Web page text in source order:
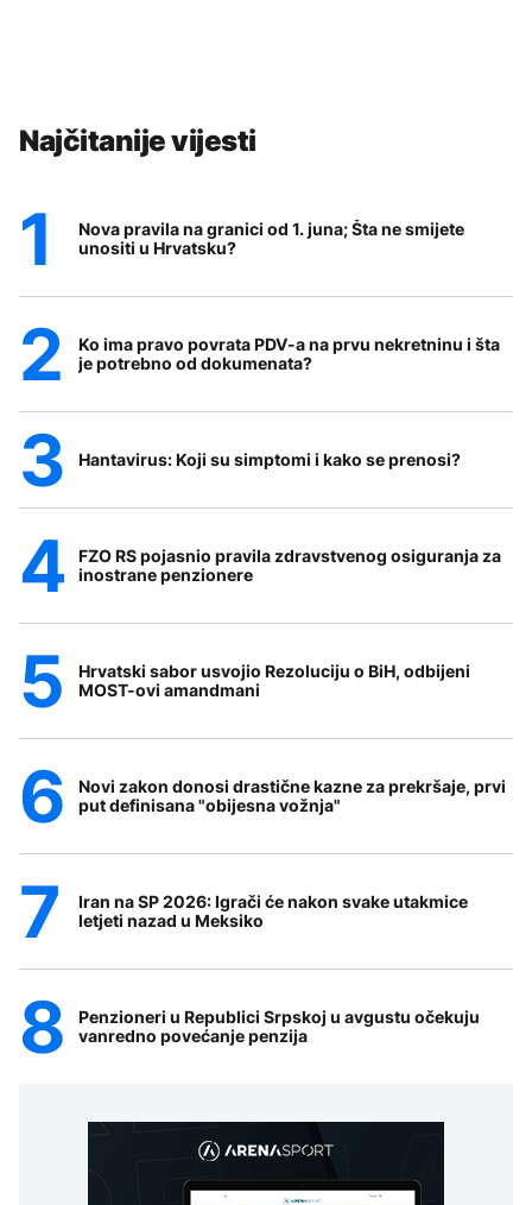
Najčitanije vijesti
Nova pravila na granici od 1. juna; Šta ne smijete
unositi u Hrvatsku?
Ko ima pravo povrata PDV-a na prvu nekretninu i šta
je potrebno od dokumenata?
Hantavirus: Koji su simptomi i kako se prenosi?
FZO RS pojasnio pravila zdravstvenog osiguranja za
inostrane penzionere
Hrvatski sabor usvojio Rezoluciju o BiH, odbijeni
MOST-ovi amandmani
Novi zakon donosi drastične kazne za prekršaje, prvi
put definisana "obijesna vožnja"
Iran na SP 2026: Igrači će nakon svake utakmice
letjeti nazad u Meksiko
Penzioneri u Republici Srpskoj u avgustu očekuju
vanredno povećanje penzija